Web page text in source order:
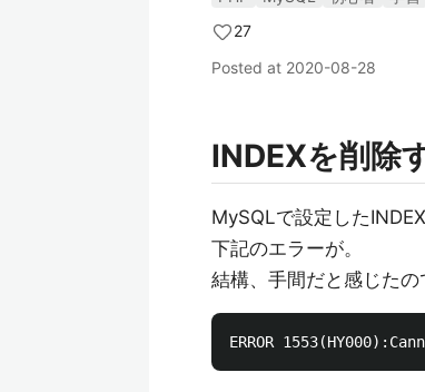
27
Posted at 2020-08-28
INDEXを削除
MySQLで設定した
下記のエラーが。
結構、手間だと感じたの